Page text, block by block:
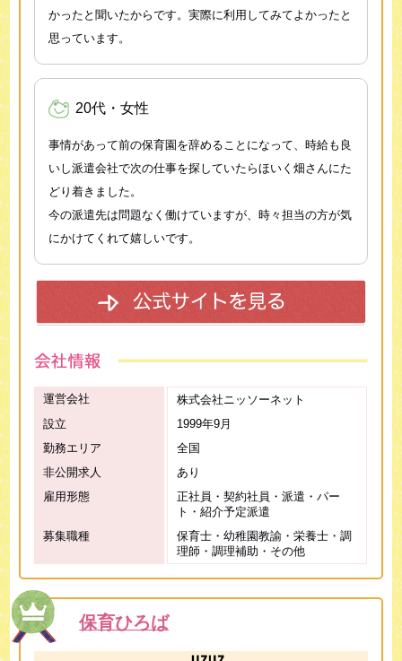
かったと聞いたからです。実際に利用してみてよかったと
思っています。
20代・女性
事情があって前の保育園を辞めることになって、時給も良
いし派遣会社で次の仕事を探していたらほいく畑さんにた
どり着きました。
今の派遣先は問題なく働けていますが、時々担当の方が気
にかけてくれて嬉しいです。
運営会社
株式会社ニッソーネット
設立
1999年9月
勤務エリア
全国
非公開求人
あり
雇用形態
正社員・契約社員・派遣・パー
ト・紹介予定派遣
募集職種
保育士・幼稚園教諭・栄養士・調
理師・調理補助・その他
保育ひろば